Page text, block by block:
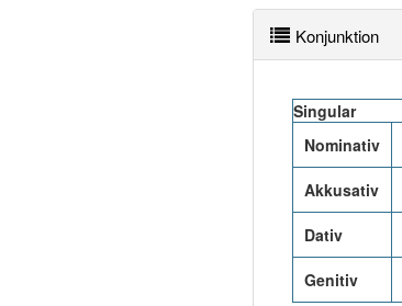
Konjunktion
Singular
Nominativ
Akkusativ
Dativ
Genitiv